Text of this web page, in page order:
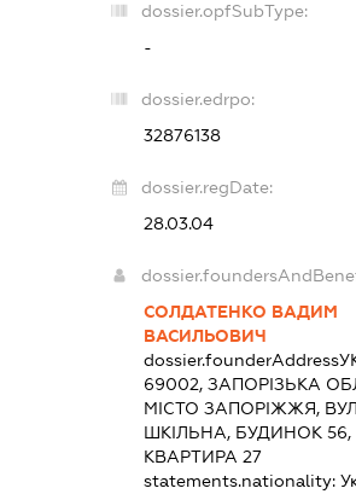
dossier.opfSubType:
-
dossier.edrpo:
32876138
dossier.regDate:
28.03.04
СОЛДАТЕНКО ВАДИМ
ВАСИЛЬОВИЧ
dossier.founderAddress
69002, ЗАПОРІЗЬКА
МІСТО ЗАПОРІЖЖЯ,
ШКІЛЬНА, БУДИНОК 56,
КВАРТИРА 27
statements.nationality: